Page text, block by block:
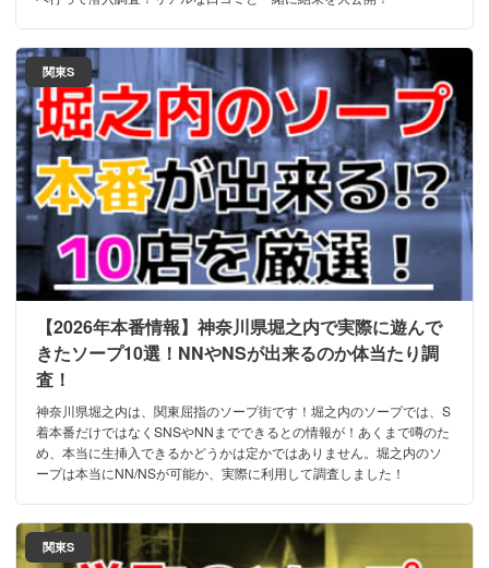
関東S
【2026年本番情報】神奈川県堀之内で実際に遊んで
きたソープ10選！NNやNSが出来るのか体当たり調
査！
神奈川県堀之内は、関東屈指のソープ街です！堀之内のソープでは、S
着本番だけではなくSNSやNNまでできるとの情報が！あくまで噂のた
め、本当に生挿入できるかどうかは定かではありません。堀之内のソ
ープは本当にNN/NSが可能か、実際に利用して調査しました！
関東S